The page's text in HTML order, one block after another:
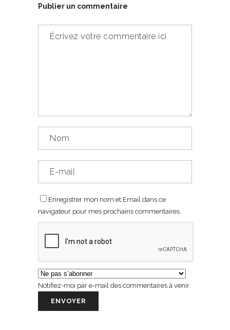
Publier un commentaire
Enregistrer mon nom et Email dans ce
navigateur pour mes prochains commentaires.
Notifiez-moi par e-mail des commentaires à venir.